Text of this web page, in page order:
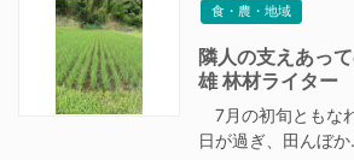
食・農・地域
隣人の支えあっ
雄 林材ライタ
7月の初旬ともな
日が過ぎ、田んぼ